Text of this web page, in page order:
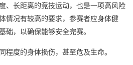
、长距离的竞技运动，也是一项高风险
情况有较高的要求，参赛者应身体健
础，以确保能够安全完赛。
程度的身体损伤，甚至危及生命。